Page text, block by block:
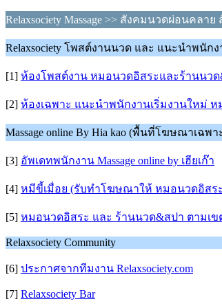
Relaxsociety Massage >> สังคมนวดผ่อนคลา
Relaxsociety โพสต์งานนวด และ แนะนำพนั
[1] ห้องโพสต์งาน หมอนวดอิสระและร้านนวด
[2] ห้องเฉพาะ แนะนำพนักงานเริ่มงานใหม่
Massage online By Hia kao (พื้นที่โฆษณาเฉ
[3] อัพเดทพนักงาน Massage online by เฮียเก๊า
[4] หมีขี้เมื่อย (รับทำโฆษณาให้ หมอนวดอิสร
[5] หมอนวดอิสระ และ ร้านนวด&สปา ตามเ
Relaxsociety Community
[6] ประกาศจากทีมงาน Relaxsociety.com
[7] Relaxsociety Bar